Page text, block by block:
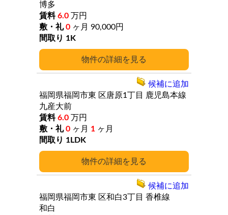
詳細
博多
6.0 万円
0 ヶ月 90,000円
1K
詳細
福岡県福岡市東 区唐原1丁目
鹿児島本線
九産大前
6.0 万円
0 ヶ月 1 ヶ月
1LDK
候補に追加
福岡県福岡市東 区和白3丁目 香椎線
和白
候補に追加